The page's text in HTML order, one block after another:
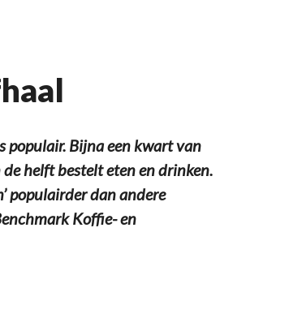
populair. Bijna een kwart van
helft bestelt eten en drinken.
populairder dan andere
Koffie- en